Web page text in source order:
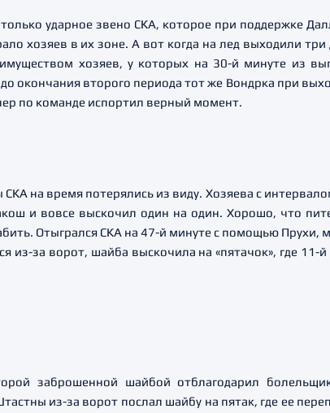
ударное звено СКА, которое при поддержке
хозяев в их зоне. А вот когда на лед выходили три
хозяев, у которых на 30-й минуте из
окончания второго периода тот же Вондрка при
по команде испортил верный момент.
СКА на время потерялись из виду. Хозяева с
и вовсе выскочил один на один. Хорошо, что
Отыгрался СКА на 47-й минуте с помощью Прухи,
из-за ворот, шайба выскочила на «пятачок», где 11-
заброшенной шайбой отблагодарил
из-за ворот послал шайбу на пятак, где ее